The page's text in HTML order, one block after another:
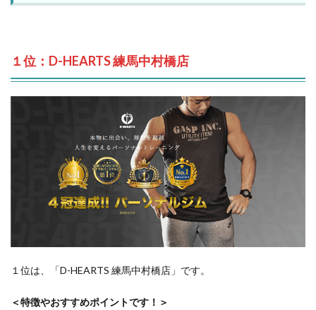
１位：D-HEARTS 練馬中村橋店
１位は、「D-HEARTS 練馬中村橋店」です。
＜特徴やおすすめポイントです！＞